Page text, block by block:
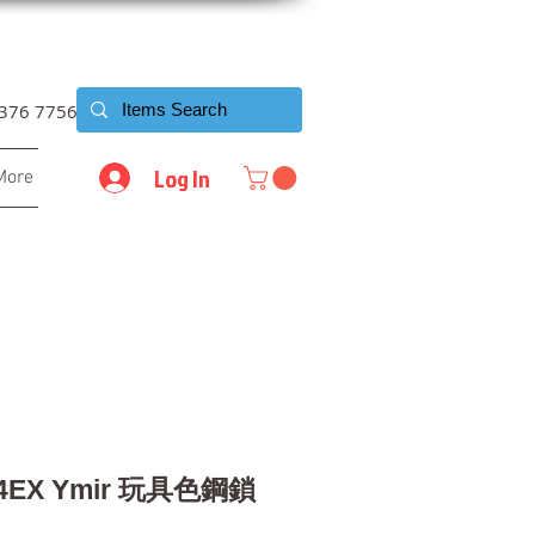
7756
Log In
Ymir 玩具色鋼鎖